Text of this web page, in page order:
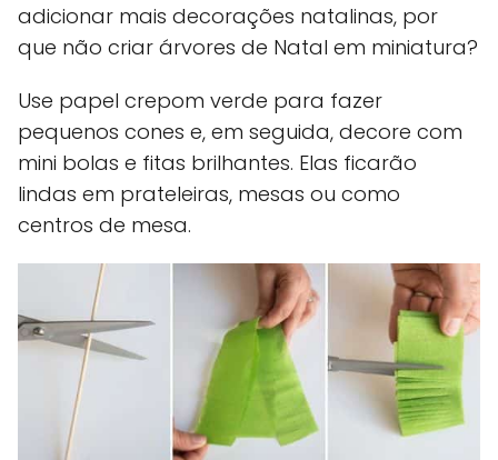
adicionar mais decorações natalinas, por
que não criar árvores de Natal em miniatura?
Use papel crepom verde para fazer
pequenos cones e, em seguida, decore com
mini bolas e fitas brilhantes. Elas ficarão
lindas em prateleiras, mesas ou como
centros de mesa.